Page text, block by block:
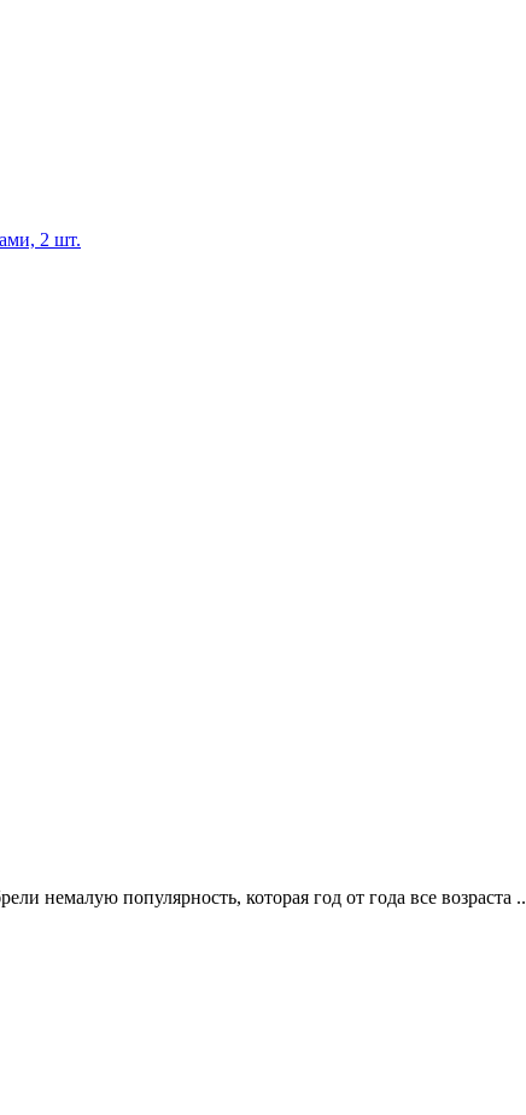
2 шт.
немалую популярность, которая год от года все возраста ..